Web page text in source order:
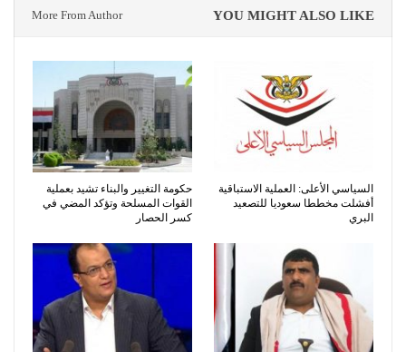
YOU MIGHT ALSO LIKE
More From Author
السياسي الأعلى: العملية الاستباقية
أفشلت مخططا سعوديا للتصعيد
البري
حكومة التغيير والبناء تشيد بعملية
القوات المسلحة وتؤكد المضي في
كسر الحصار